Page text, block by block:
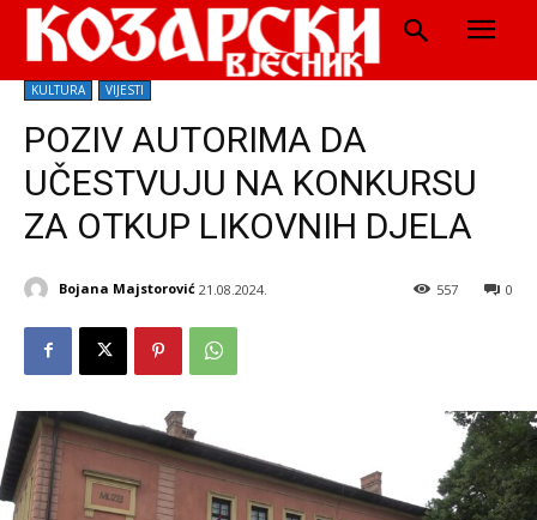
KULTURA VIJESTI
POZIV AUTORIMA DA
UČESTVUJU NA KONKURSU
ZA OTKUP LIKOVNIH DJELA
Bojana Majstorović 21.08.2024. 0
557